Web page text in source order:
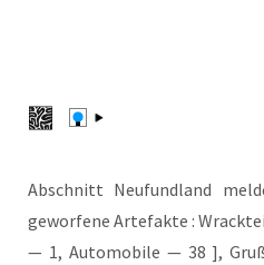
Abschnitt Neu­fund­land
gewor­fe­ne Arte­fak­te :
— 1, Auto­mo­bi­le — 38 ],